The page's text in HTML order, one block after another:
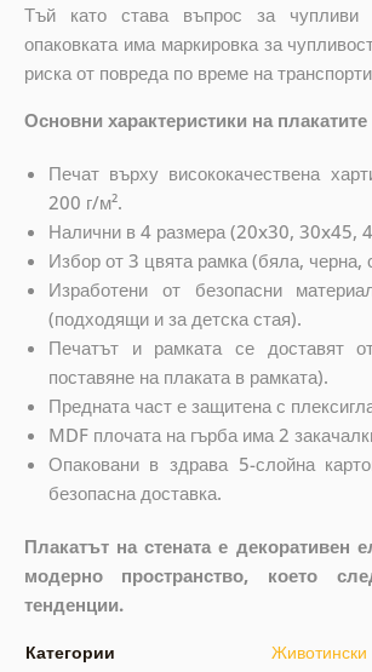
Тъй като става въпрос за чупливи
опаковката има маркировка за
риска от повреда по време на
Основни характеристики на плакатите
Печат върху висококачествена
200 г/м².
Налични в 4 размера (20x30, 30x45,
Избор от 3 цвята рамка (бяла, черна,
Изработени от безопасни
(подходящи и за детска стая).
Печатът и рамката се доставят
поставяне на плаката в рамката).
Предната част е защитена с
MDF плочата на гърба има 2
Опаковани в здрава 5-слойна
безопасна доставка.
Плакатът на стената е декоративен
модерно пространство, което
тенденции.
Категории
Животински